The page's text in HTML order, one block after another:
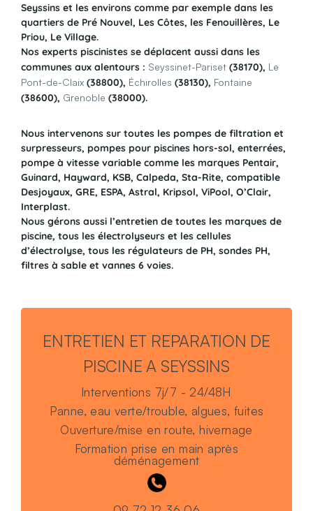
Seyssins et les environs comme par exemple dans les
quartiers de Pré Nouvel, Les Côtes, les Fenouillères, Le
Priou, Le Village.
Nos experts piscinistes se déplacent aussi dans les
communes aux alentours : Seyssinet-Pariset (38170), Le
Pont-de-Claix (38800), Échirolles (38130), Fontaine
(38600), Grenoble (38000).
Nous intervenons sur toutes les pompes de filtration et
surpresseurs, pompes pour piscines hors-sol, enterrées,
pompe à vitesse variable comme les marques Pentair,
Guinard, Hayward, KSB, Calpeda, Sta-Rite, compatible
Desjoyaux, GRE, ESPA, Astral, Kripsol, ViPool, O’Clair,
Interplast.
Nous gérons aussi l’entretien de toutes les marques de
piscine, tous les électrolyseurs et les cellules
d’électrolyse, tous les régulateurs de PH, sondes PH,
filtres à sable et vannes 6 voies.
ENTRETIEN ET REPARATION DE
PISCINE A SEYSSINS
Interventions 7j/7 - 24/48H
Panne, eau verte/trouble, algues, fuites
Ouverture/mise en route, hivernage
Formation prise en main après
déménagement